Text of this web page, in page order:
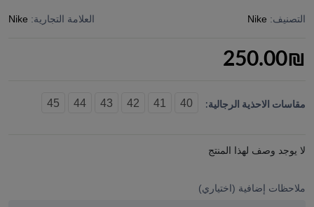
التصنيف: Nike العلامة التجارية: Nike
250.00₪
مقاسات الاحذية الرجالية: 40
41
42
43
44
45
لا يوجد وصف لهذا المنتج
ملاحظات إضافية (اختياري)